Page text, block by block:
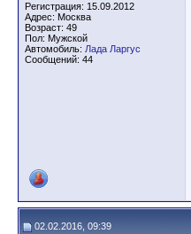
Регистрация: 15.09.2012
Адрес: Москва
Возраст: 49
Пол: Мужской
Автомобиль: Лада Ларгус
Сообщений: 44
02.02.2016, 09:39